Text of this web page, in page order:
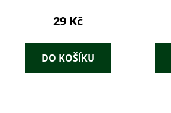
29 Kč
DO KOŠÍKU